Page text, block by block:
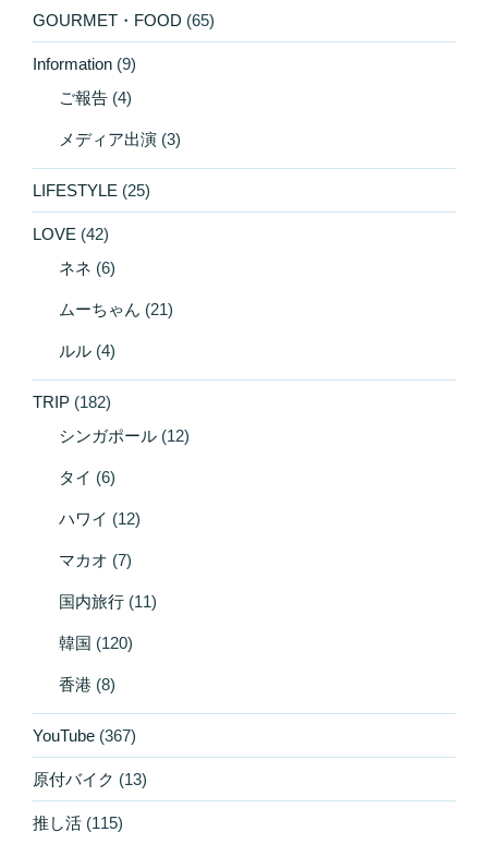
GOURMET・FOOD (65)
Information (9)
ご報告 (4)
メディア出演 (3)
LIFESTYLE (25)
LOVE (42)
ネネ (6)
ムーちゃん (21)
ルル (4)
TRIP (182)
シンガポール (12)
タイ (6)
ハワイ (12)
マカオ (7)
国内旅行 (11)
韓国 (120)
香港 (8)
YouTube (367)
原付バイク (13)
推し活 (115)